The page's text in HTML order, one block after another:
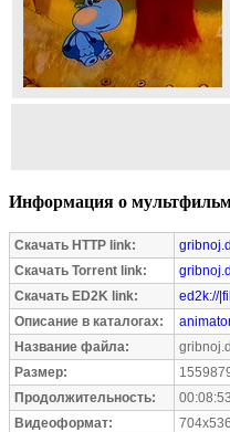
Информация о
Скачать HTTP link:
Скачать Torrent link:
Скачать ED2K link:
ed2k://
Описание в каталогах:
Название файла:
Размер:
Продолжительность:
00:08:53
Видеоформат: